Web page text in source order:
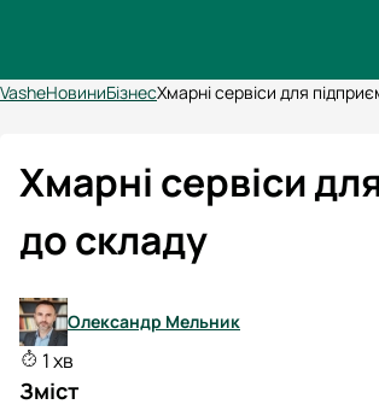
VasheНовиниБізнесХмарні сервіси для
Хмарні сервіси
до складу
Олександр Мельник
1 хв
Зміст